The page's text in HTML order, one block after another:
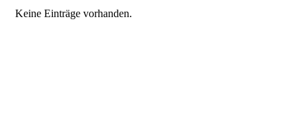
Keine Einträge vorhanden.